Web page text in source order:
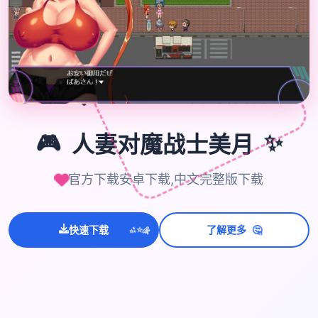
🎮
🎮 人妻对魔战士美月 ✨
官方下载安卓下载,中文完整版下载
快速下载 ✨⭐💫 了解更多 🤔